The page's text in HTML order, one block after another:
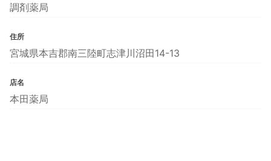
調剤薬局
住所
宮城県本吉郡南三陸町志津川沼田14-13
店名
本田薬局